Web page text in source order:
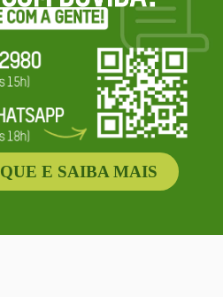
E SAIBA MAIS